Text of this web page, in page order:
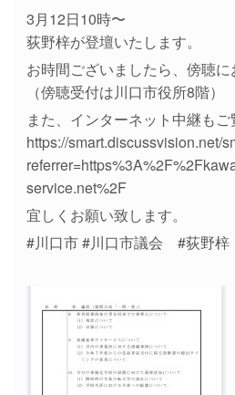
3月12日10時〜
荻野梓が登壇いたします。
お時間ございましたら、傍聴に
（傍聴受付は川口市役所8階）
また、インターネット中継もご
https://smart.discussvision.net/
service.net%2F
宜しくお願い致します。
#川口市 #川口市議会 #荻野梓